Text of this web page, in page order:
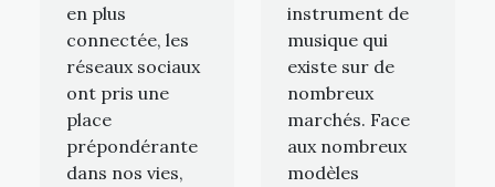
en plus
connectée, les
réseaux sociaux
ont pris une
place
prépondérante
dans nos vies,
instrument de
musique qui
existe sur de
nombreux
marchés. Face
aux nombreux
modèles